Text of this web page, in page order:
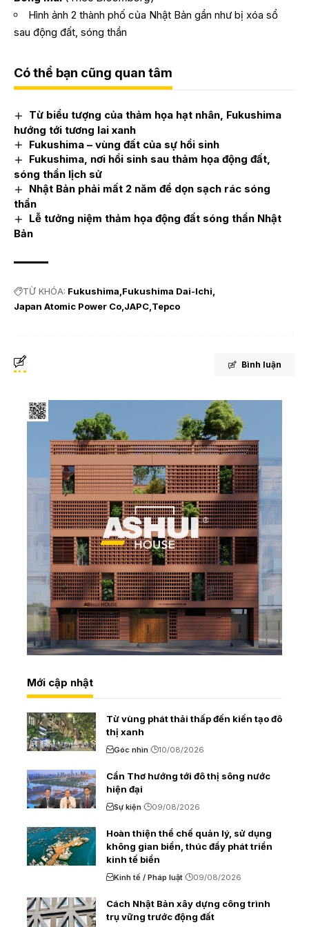
Hình ảnh 2 thành phố của Nhật Bản gần như bị xóa sổ
sau động đất, sóng thần
Có thể bạn cũng quan tâm
Từ biểu tượng của thảm họa hạt nhân, Fukushima
hướng tới tương lai xanh
Fukushima – vùng đất của sự hồi sinh
Fukushima, nơi hồi sinh sau thảm họa động đất,
sóng thần lịch sử
Nhật Bản phải mất 2 năm để dọn sạch rác sóng
thần
Lễ tưởng niệm thảm họa động đất sóng thần Nhật
Bản
TỪ KHÓA: Fukushima Fukushima Dai-Ichi
Japan Atomic Power Co JAPC Tepco
Bình luận
Mới cập nhật
Từ vùng phát thải thấp đến kiến tạo đô
thị xanh
Góc nhìn 10/08/2026
Cần Thơ hướng tới đô thị sông nước
hiện đại
Sự kiện 09/08/2026
Hoàn thiện thể chế quản lý, sử dụng
không gian biển, thúc đẩy phát triển
kinh tế biển
Kinh tế / Pháp luật 09/08/2026
Cách Nhật Bản xây dựng công trình
trụ vững trước động đất